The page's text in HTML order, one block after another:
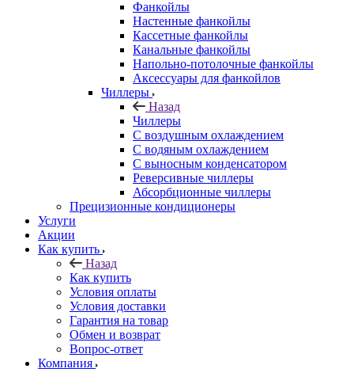
Фанкойлы
Настенные фанкойлы
Кассетные фанкойлы
Канальные фанкойлы
Напольно-потолочные фанкойлы
Аксессуары для фанкойлов
Чиллеры
Назад
Чиллеры
С воздушным охлаждением
С водяным охлаждением
С выносным конденсатором
Реверсивные чиллеры
Абсорбционные чиллеры
Прецизионные кондиционеры
Услуги
Акции
Как купить
Назад
Как купить
Условия оплаты
Условия доставки
Гарантия на товар
Обмен и возврат
Вопрос-ответ
Компания